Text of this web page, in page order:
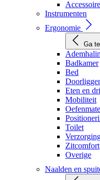
Instrumenten
Ergonomie
Ga
Badkamer
Bed
Eten en
Mobiliteit
Toilet
Zitcomfort
Overige
Naalden en